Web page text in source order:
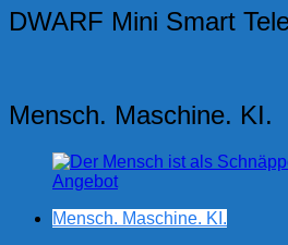
DWARF Mini Smart
Mensch. Maschine. KI.
Mensch. Maschine. KI.